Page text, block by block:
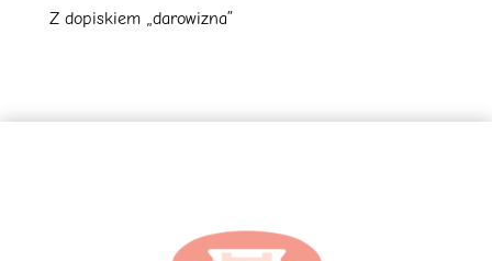
Z dopiskiem „darowizna”